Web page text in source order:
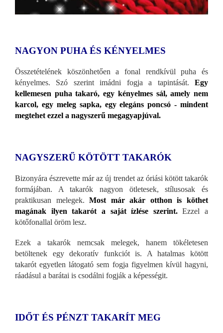
NAGYON PUHA ÉS KÉNYELMES
Összetételének köszönhetően a fonal rendkívül puha és
kényelmes. Szó szerint imádni fogja a tapintását. Egy
kellemesen puha takaró, egy kényelmes sál, amely nem
karcol, egy meleg sapka, egy elegáns poncsó - mindent
megtehet ezzel a nagyszerű megagyapjúval.
NAGYSZERŰ KÖTÖTT TAKARÓK
Bizonyára észrevette már az új trendet az óriási kötött takarók
formájában. A takarók nagyon ötletesek, stílusosak és
praktikusan melegek.Most már akár otthon is köthet
magának ilyen takarót a saját ízlése szerint.Ezzel a
kötőfonallal öröm lesz.
Ezek a takarók nemcsak melegek, hanem tökéletesen
betöltenek egy dekoratív funkciót is. A hatalmas kötött
takarót egyetlen látogató sem fogja figyelmen kívül hagyni,
ráadásul a barátai is csodálni fogják a képességit.
IDŐT ÉS PÉNZT TAKARÍT MEG